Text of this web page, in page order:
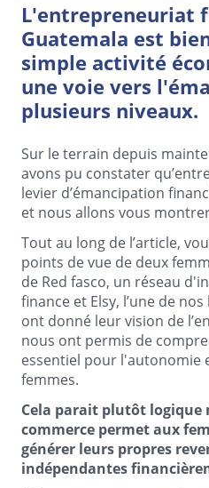
L'entrepreneuriat
Guatemala est
simple activité
une voie vers
plusieurs niveaux.
Sur le terrain depuis
avons pu constater
levier d’émancipation
et nous allons vous
Tout au long de l’article,
points de vue de deux
de Red fasco, un réseau
finance et Elsy, l’une de
ont donné leur vision de
nous ont permis de
essentiel pour l'autonomie
femmes.
Cela parait plutôt logique
commerce permet aux
générer leurs propres
indépendantes